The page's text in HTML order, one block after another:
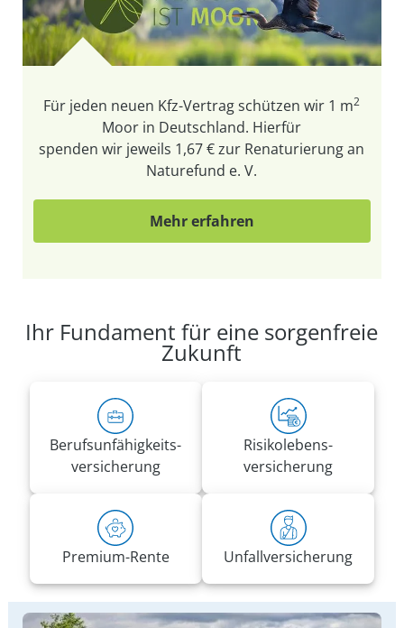
Für jeden neuen Kfz-Vertrag schützen wir 1 m2
Moor in Deutschland. Hierfür
spenden wir jeweils 1,67 € zur Renaturierung an
Naturefund e. V.
Mehr erfahren
Ihr Fundament für eine sorgenfreie
Zukunft
Berufs­unfähigkeits­
versicherung
Risiko­lebens­
versicherung
Premium-Rente Unfall­versicherung